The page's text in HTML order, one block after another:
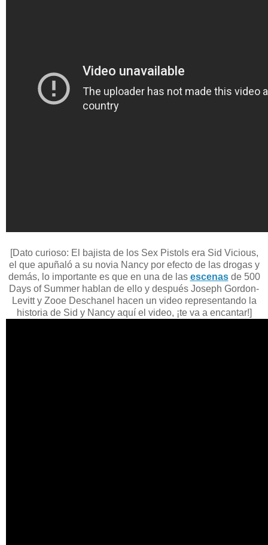
[Dato curioso: El bajista de los Sex Pistols era Sid Vicious,
el que apuñaló a su novia Nancy por efecto de las drogas y
demás, lo importante es que en una de las escenasde 500
Days of Summer hablan de ello y después Joseph Gordon-
Levitt y Zooe Deschanel hacen un video representando la
historia de Sid y Nancy aquí el video, ¡te va a encantar!]